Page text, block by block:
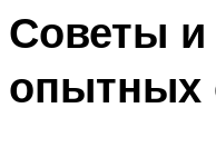
Советы и
опытных